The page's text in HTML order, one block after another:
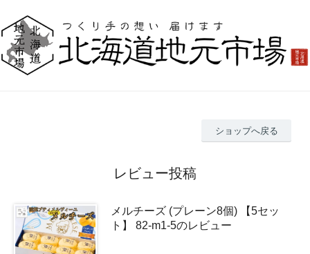
ショップへ戻る
レビュー投稿
メルチーズ (プレーン8個) 【5セッ
ト】 82-m1-5のレビュー